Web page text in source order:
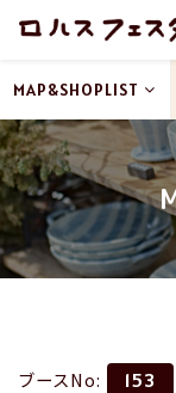
MAP&SHOPLIST
ブースNo: 153